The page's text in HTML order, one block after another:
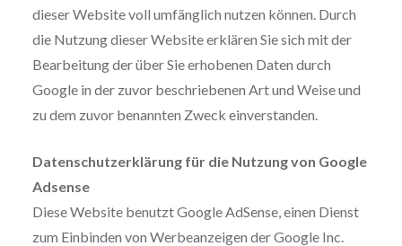
dieser Website voll umfänglich nutzen können. Durch
die Nutzung dieser Website erklären Sie sich mit der
Bearbeitung der über Sie erhobenen Daten durch
Google in der zuvor beschriebenen Art und Weise und
zu dem zuvor benannten Zweck einverstanden.
Datenschutzerklärung für die Nutzung von Google
Adsense
Diese Website benutzt Google AdSense, einen Dienst
zum Einbinden von Werbeanzeigen der Google Inc.